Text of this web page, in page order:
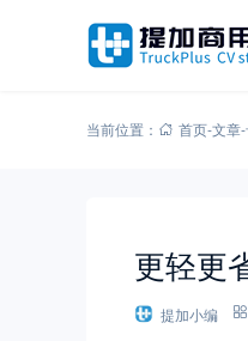
当前位置： 首页-文章-
更轻更
提加小编